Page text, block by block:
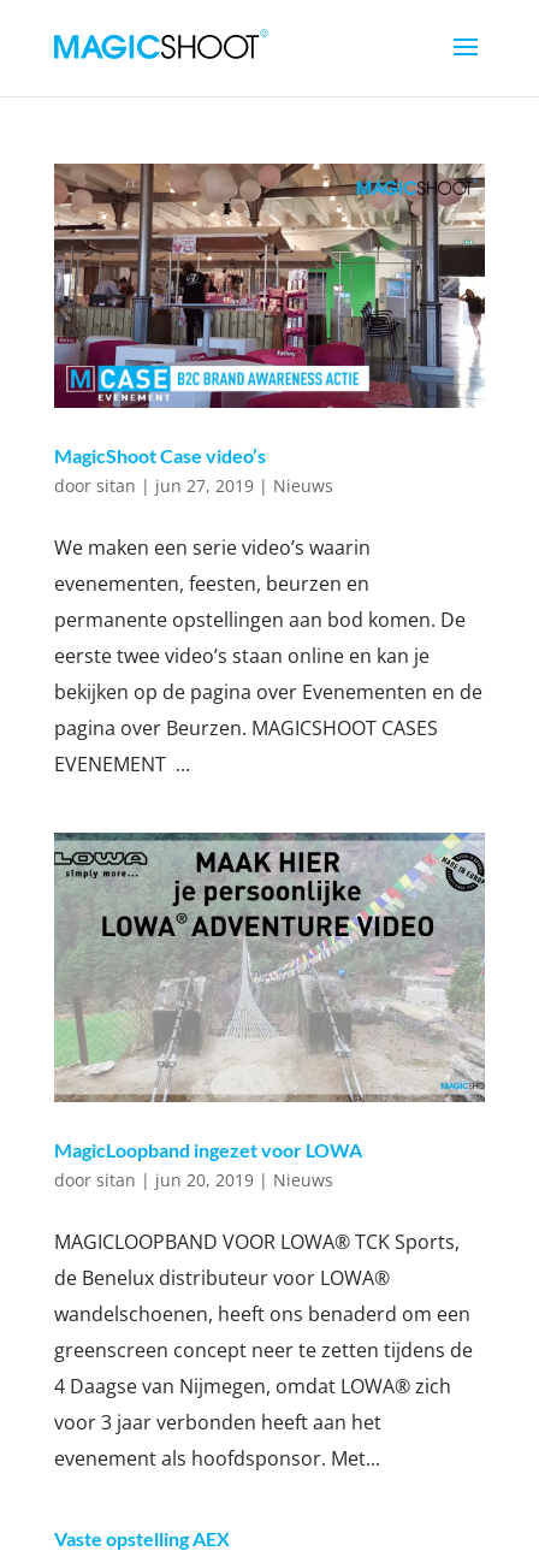
MagicShoot Case video’s
door sitan | jun 27, 2019| Nieuws
We maken een serie video’s waarin
evenementen, feesten, beurzen en
permanente opstellingen aan bod komen. De
eerste twee video’s staan online en kan je
bekijken op de pagina over Evenementen en de
pagina over Beurzen. MAGICSHOOT CASES
EVENEMENT ...
MagicLoopband ingezet voor LOWA
door sitan | jun 20, 2019| Nieuws
MAGICLOOPBAND VOOR LOWA® TCK Sports,
de Benelux distributeur voor LOWA®
wandelschoenen, heeft ons benaderd om een
greenscreen concept neer te zetten tijdens de
4 Daagse van Nijmegen, omdat LOWA® zich
voor 3 jaar verbonden heeft aan het
evenement als hoofdsponsor. Met...
Vaste opstelling AEX